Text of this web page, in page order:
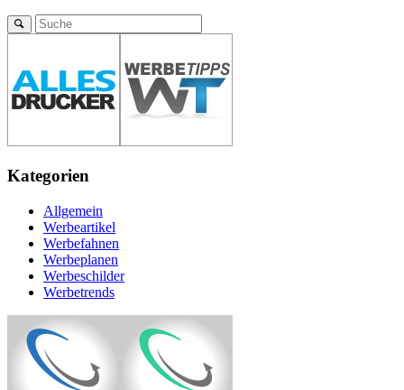
Kategorien
Allgemein
Werbeartikel
Werbefahnen
Werbeplanen
Werbeschilder
Werbetrends